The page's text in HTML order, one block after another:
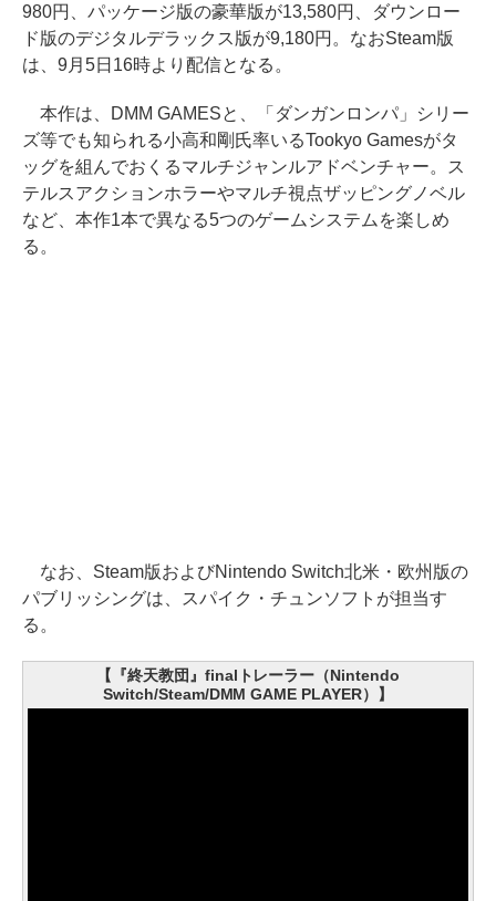
980円、パッケージ版の豪華版が13,580円、ダウンロー
ド版のデジタルデラックス版が9,180円。なおSteam版
は、9月5日16時より配信となる。
本作は、DMM GAMESと、「ダンガンロンパ」シリー
ズ等でも知られる小高和剛氏率いるTookyo Gamesがタ
ッグを組んでおくるマルチジャンルアドベンチャー。ス
テルスアクションホラーやマルチ視点ザッピングノベル
など、本作1本で異なる5つのゲームシステムを楽しめ
る。
なお、Steam版およびNintendo Switch北米・欧州版の
パブリッシングは、スパイク・チュンソフトが担当す
る。
【『終天教団』finalトレーラー（Nintendo
Switch/Steam/DMM GAME PLAYER）】